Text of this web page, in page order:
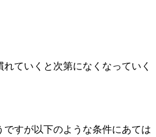
ていくと次第になくなっていく
すが以下のような条件にあては